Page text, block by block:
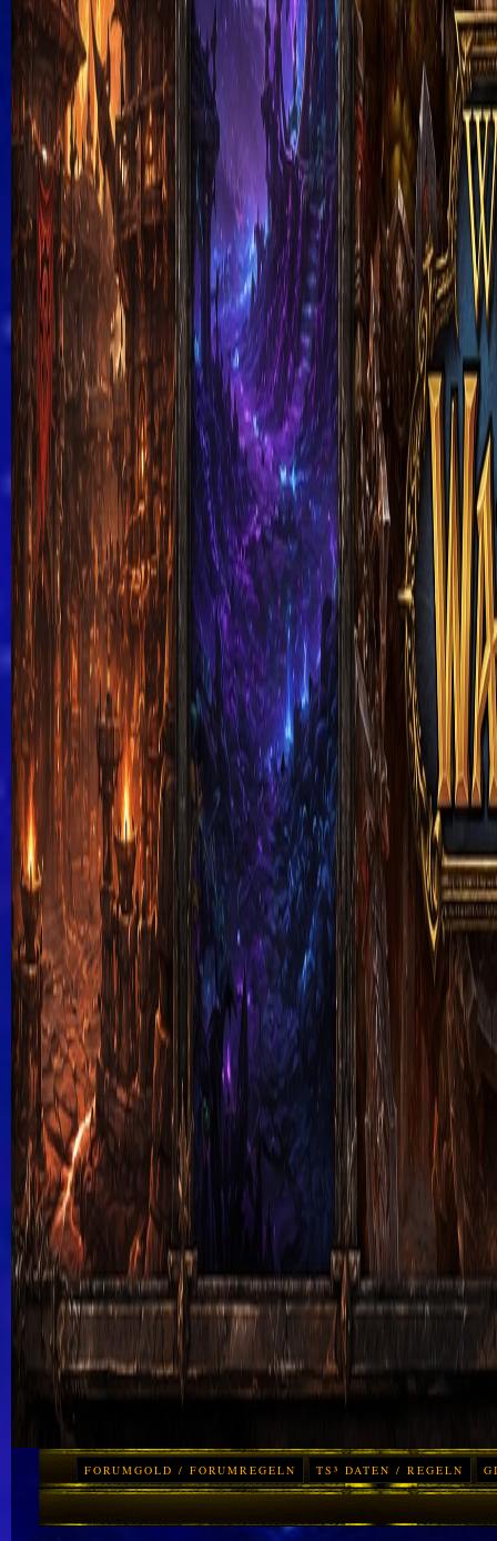
FORUMGOLD / FORUMREGELN TS³ DATEN / REGELN